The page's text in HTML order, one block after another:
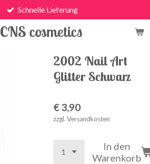
CNS cosmetics
Schnelle Lieferung
2002 Nail Art
Glitter Schwarz
€ 3,90
zzgl. Versandkosten
In den
Warenkorb